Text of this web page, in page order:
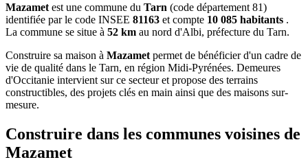
Mazamet est une commune du Tarn (code département 81)
identifiée par le code INSEE 81163 et compte 10 085 habitants .
La commune se situe à 52 km au nord d'Albi, préfecture du Tarn.
Construire sa maison à Mazamet permet de bénéficier d'un cadre de
vie de qualité dans le Tarn, en région Midi-Pyrénées. Demeures
d'Occitanie intervient sur ce secteur et propose des terrains
constructibles, des projets clés en main ainsi que des maisons sur-
mesure.
Construire dans les communes voisines de
Mazamet